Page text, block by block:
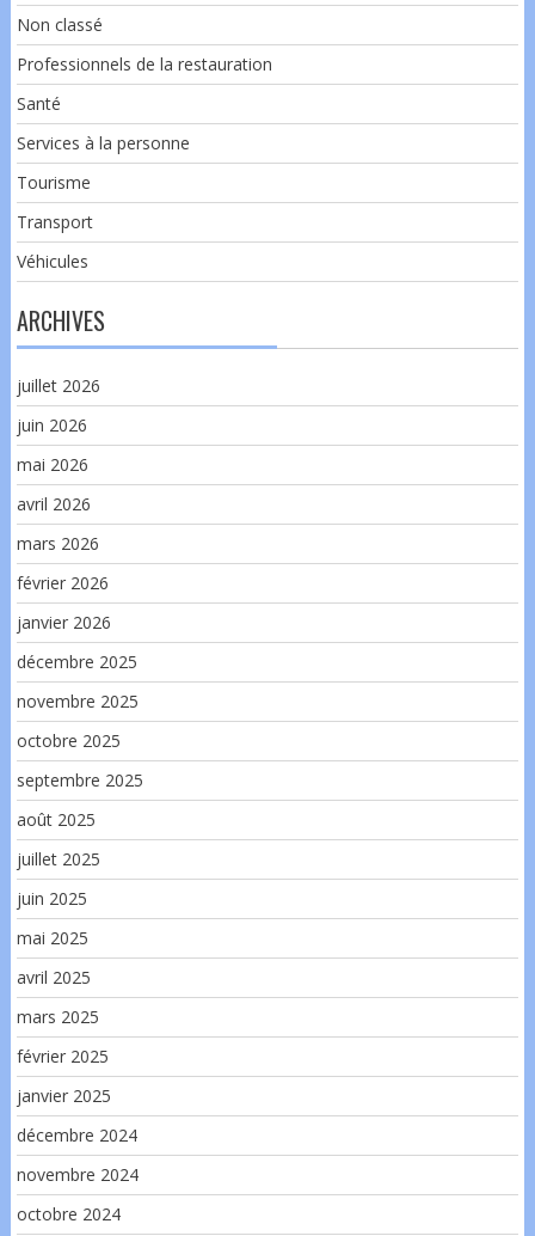
Non classé
Professionnels de la restauration
Santé
Services à la personne
Tourisme
Transport
Véhicules
ARCHIVES
juillet 2026
juin 2026
mai 2026
avril 2026
mars 2026
février 2026
janvier 2026
décembre 2025
novembre 2025
octobre 2025
septembre 2025
août 2025
juillet 2025
juin 2025
mai 2025
avril 2025
mars 2025
février 2025
janvier 2025
décembre 2024
novembre 2024
octobre 2024